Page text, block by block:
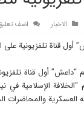
الاخبار اضف
أول قناة تلفزيونية على
“داعش” أول قناة
الإسلامية في
العسكرية والمحاضرات